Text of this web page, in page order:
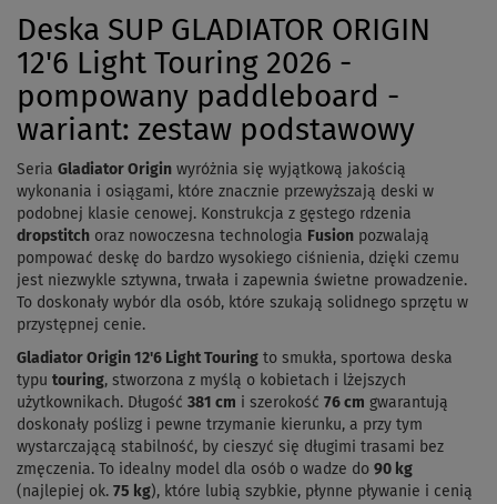
Deska SUP GLADIATOR ORIGIN
12'6 Light Touring 2026 -
pompowany paddleboard -
wariant: zestaw podstawowy
Seria Gladiator Origin wyróżnia się wyjątkową jakością
wykonania i osiągami, które znacznie przewyższają deski w
podobnej klasie cenowej. Konstrukcja z gęstego rdzenia
dropstitch oraz nowoczesna technologia Fusion pozwalają
pompować deskę do bardzo wysokiego ciśnienia, dzięki czemu
jest niezwykle sztywna, trwała i zapewnia świetne prowadzenie.
To doskonały wybór dla osób, które szukają solidnego sprzętu w
przystępnej cenie.
Gladiator Origin 12'6 Light Touring to smukła, sportowa deska
typu touring, stworzona z myślą o kobietach i lżejszych
użytkownikach. Długość 381 cm i szerokość 76 cm gwarantują
doskonały poślizg i pewne trzymanie kierunku, a przy tym
wystarczającą stabilność, by cieszyć się długimi trasami bez
zmęczenia. To idealny model dla osób o wadze do 90 kg
(najlepiej ok. 75 kg), które lubią szybkie, płynne pływanie i cenią